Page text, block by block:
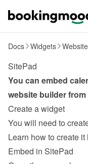
Docs Widgets
SitePad
You can embed
website builder from
Create a widget
You will need to
Learn how to create it
Embed in SitePad